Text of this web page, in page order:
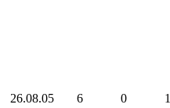
26.08.05 6 0 1